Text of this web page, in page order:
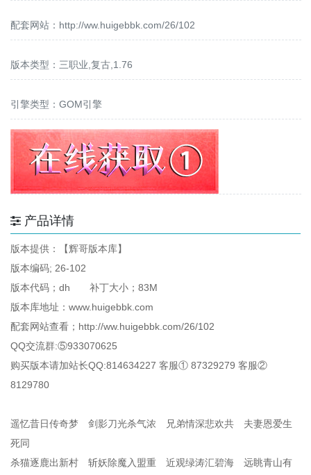
配套网站： http://ww.huigebbk.com/26/102
版本类型：三职业,复古,1.76
引擎类型：GOM引擎
产品详情
版本提供：【辉哥版本库】
版本编码; 26-102
版本代码；dh 补丁大小；83M
版本库地址：www.huigebbk.com
配套网站查看；http://ww.huigebbk.com/26/102
QQ交流群:⑤933070625
购买版本请加站长QQ:814634227 客服① 87329279 客服②
8129780
遥忆昔日传奇梦 剑影刀光杀气浓 兄弟情深悲欢共 夫妻恩爱生
死同
杀猫逐鹿出新村 斩妖除魔入盟重 近观绿涛汇碧海 远眺青山有